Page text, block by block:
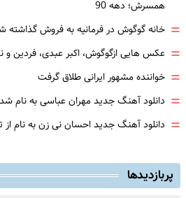
همسرش؛ دهه 90
= خانه گوگوش در فرمانیه به فروش
= عکس هایی ازگوگوش، اکبر عبدی، فردین و
= خواننده مشهور ایرانی طلاق گرفت
= دانلود آهنگ جدید مهران عباسی به نام
= دانلود آهنگ جدید احسان نی زن به نام از
پربازدیدها